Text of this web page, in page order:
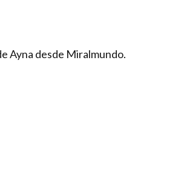
Ayna desde Miralmundo.